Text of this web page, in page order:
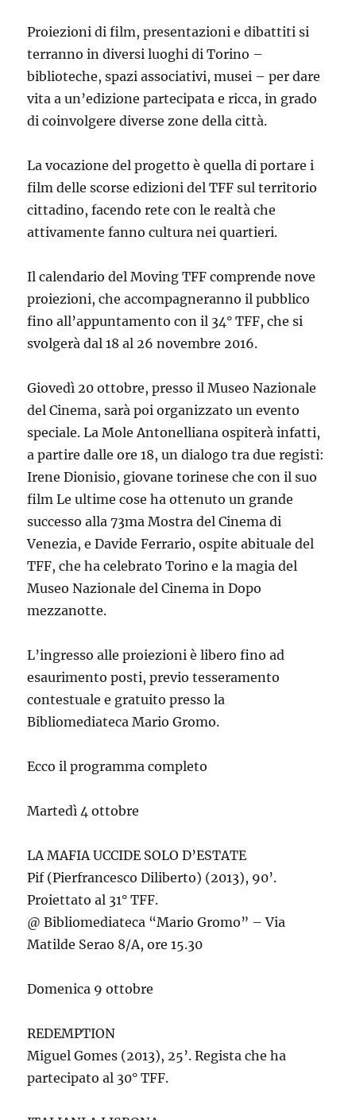
Proiezioni di film, presentazioni e dibattiti si
terranno in diversi luoghi di Torino –
biblioteche, spazi associativi, musei – per dare
vita a un’edizione partecipata e ricca, in grado
di coinvolgere diverse zone della città.
La vocazione del progetto è quella di portare i
film delle scorse edizioni del TFF sul territorio
cittadino, facendo rete con le realtà che
attivamente fanno cultura nei quartieri.
Il calendario del Moving TFF comprende nove
proiezioni, che accompagneranno il pubblico
fino all’appuntamento con il 34° TFF, che si
svolgerà dal 18 al 26 novembre 2016.
Giovedì 20 ottobre, presso il Museo Nazionale
del Cinema, sarà poi organizzato un evento
speciale. La Mole Antonelliana ospiterà infatti,
a partire dalle ore 18, un dialogo tra due registi:
Irene Dionisio, giovane torinese che con il suo
film Le ultime cose ha ottenuto un grande
successo alla 73ma Mostra del Cinema di
Venezia, e Davide Ferrario, ospite abituale del
TFF, che ha celebrato Torino e la magia del
Museo Nazionale del Cinema in Dopo
mezzanotte.
L’ingresso alle proiezioni è libero fino ad
esaurimento posti, previo tesseramento
contestuale e gratuito presso la
Bibliomediateca Mario Gromo.
Ecco il programma completo
Martedì 4 ottobre
LA MAFIA UCCIDE SOLO D’ESTATE
Pif (Pierfrancesco Diliberto) (2013), 90’.
Proiettato al 31° TFF.
@ Bibliomediateca “Mario Gromo” – Via
Matilde Serao 8/A, ore 15.30
Domenica 9 ottobre
REDEMPTION
Miguel Gomes (2013), 25’. Regista che ha
partecipato al 30° TFF.